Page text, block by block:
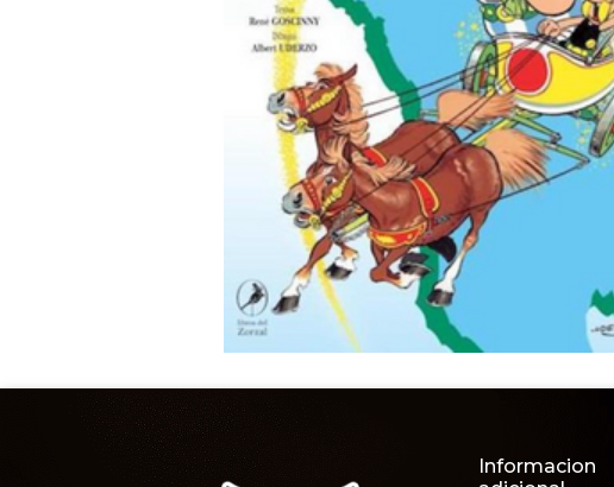
Informacion